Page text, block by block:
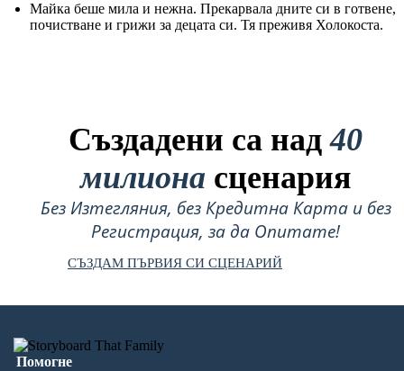
Майка беше мила и нежна. Прекарвала дните си в готвене,
почистване и грижи за децата си. Тя преживя Холокоста.
Създадени са над40
милиона сценария
Без Изтегляния, без Кредитна Карта и без
Регистрация, за да Опитате!
СЪЗДАМ ПЪРВИЯ СИ СЦЕНАРИЙ
Помогне